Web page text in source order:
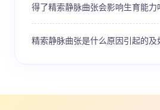
得了精索静脉曲张会影响生育能力
精索静脉曲张是什么原因引起的及